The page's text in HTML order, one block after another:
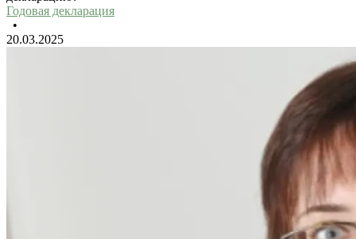
Годовая декларация
•
20.03.2025